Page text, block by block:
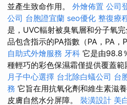
並產生致命作用。 外燴佈置 公司
公司 台胞證宜蘭 seo優化 整復療
是，UVC輻射被臭氧層和分子氧
品包含指示的PA指數（PA，PA，
自助式外燴服務 牙科 它是由98.8
種輕巧的彩色保濕霜僅提供覆蓋範
月子中心選擇 台北除白蟻公司 台
務 它旨在用抗氧化劑和維生素滋
皮膚自然水分屏障。 裝潢設計 美